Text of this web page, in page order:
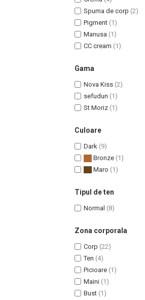
Uleiuri Unghii / Cuticule
Spuma de corp (2)
Pigment (1)
Manusa (1)
CC cream (1)
Gama
Nova Kiss (2)
sefudun (1)
St Moriz (1)
Culoare
Dark (9)
Bronze (1)
Maro (1)
Tipul de ten
Normal (8)
Zona corporala
Corp (22)
Ten (4)
Picioare (1)
Maini (1)
Bust (1)